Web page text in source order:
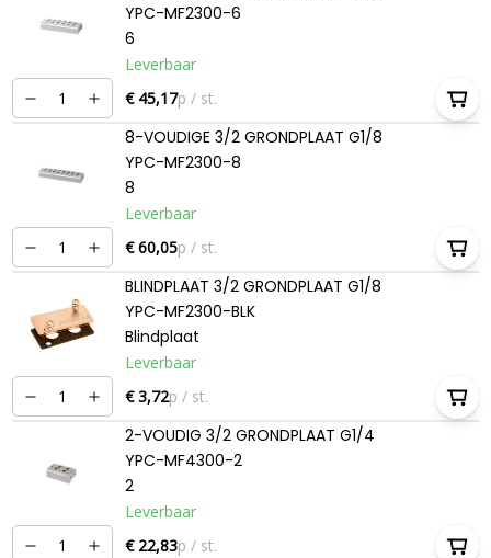
YPC-MF2300-6
6
Leverbaar
€ 45,17p / st.
8-VOUDIGE 3/2 GRONDPLAAT G1/8
YPC-MF2300-8
8
Leverbaar
€ 60,05p / st.
BLINDPLAAT 3/2 GRONDPLAAT G1/8
YPC-MF2300-BLK
Blindplaat
Leverbaar
€ 3,72p / st.
2-VOUDIG 3/2 GRONDPLAAT G1/4
YPC-MF4300-2
2
Leverbaar
€ 22,83p / st.